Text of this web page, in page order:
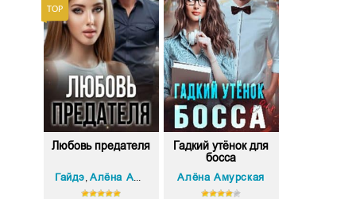
Любовь предателя
Гайдэ ,Алёна Амурская
Гадкий утёнок для
босса
Алёна Амурская